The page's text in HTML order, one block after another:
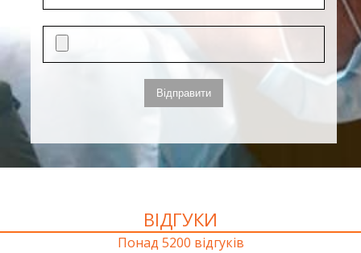
ВІДГУКИ
Понад 5200 відгуків